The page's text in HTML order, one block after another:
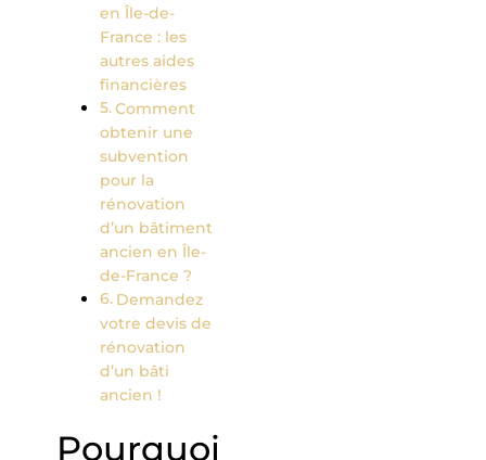
en Île-de-
France : les
autres aides
financières
Comment
obtenir une
subvention
pour la
rénovation
d’un bâtiment
ancien en Île-
de-France ?
Demandez
votre devis de
rénovation
d’un bâti
ancien !
Pourquoi